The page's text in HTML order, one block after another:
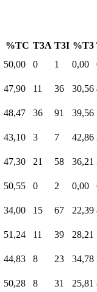
%TC T3A T3I %T3
50,00 0 1 0,00
47,90 11 36 30,56
48,47 36 91 39,56
43,10 3 7 42,86
47,30 21 58 36,21
50,55 0 2 0,00
34,00 15 67 22,39
51,24 11 39 28,21
44,83 8 23 34,78
50,28 8 31 25,81